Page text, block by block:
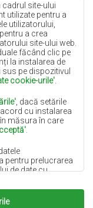
cadrul site-ului
utilizate pentru a
utilizatorului,
a crea
site-ului web.
făcând clic pe
la instalarea de
pe dispozitivul
cookie-urile'
, dacă setările
cu instalarea
măsura în care
pentru prelucrarea
de date cu
furnizate
ale operatorului de